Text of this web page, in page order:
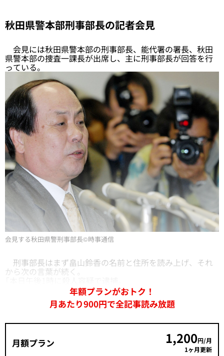
秋田県警本部刑事部長の記者会見
会見には秋田県警本部の刑事部長、能代署の署長、秋田
県警本部の捜査一課長が出席し、主に刑事部長が回答を行
っている。
会見する秋田県警刑事部長©時事通信
刑事部長はまず畠山鈴香の名前と住所を読み上げ、それ
から次の言葉が続く。
年額プランがおトク！
月あたり900円で全記事読み放題
月額プラン 1,200円/月
1ヶ月更新